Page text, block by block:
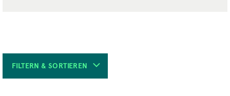
FILTERN & SORTIEREN